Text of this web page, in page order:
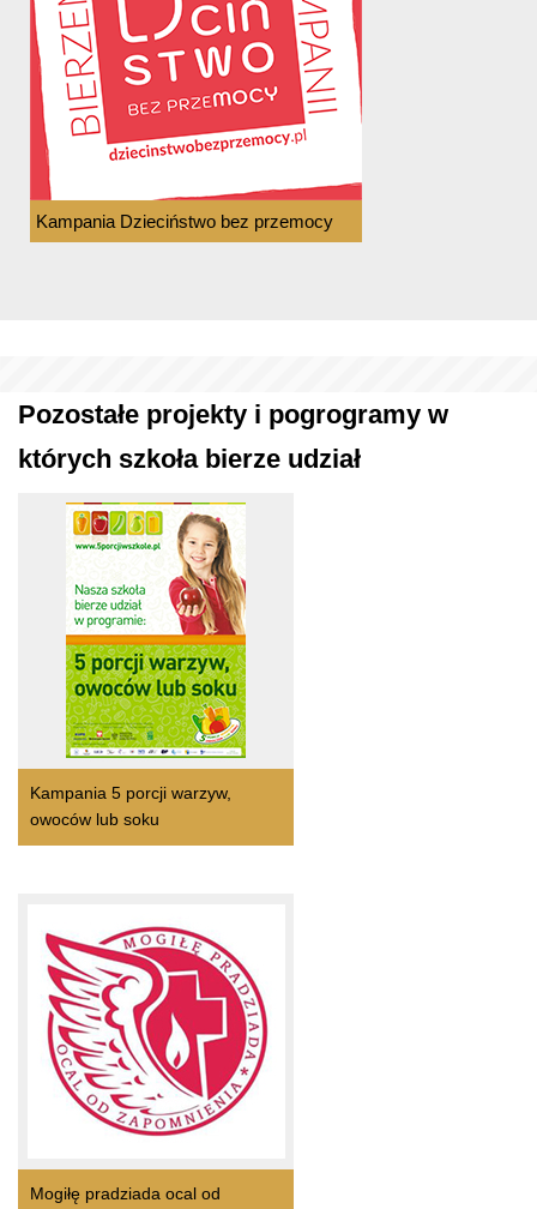
Kampania Dzieciństwo bez przemocy
Pozostałe projekty i pogrogramy w
których szkoła bierze udział
Kampania 5 porcji warzyw,
owoców lub soku
Mogiłę pradziada ocal od